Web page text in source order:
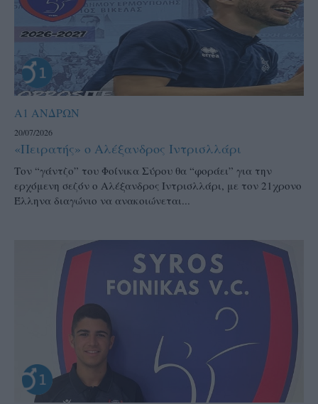
Α1 ΑΝΔΡΩΝ
20/07/2026
«Πειρατής» ο Αλέξανδρος Ιντρισλλάρι
Τον “γάντζο” του Φοίνικα Σύρου θα “φοράει” για την
ερχόμενη σεζόν ο Αλέξανδρος Ιντρισλλάρι, με τον 21χρονο
Έλληνα διαγώνιο να ανακοιώνεται...